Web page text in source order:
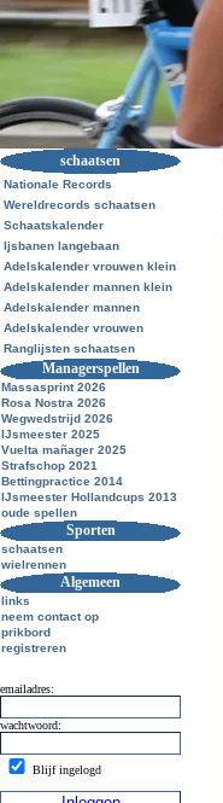
schaatsen
Nationale Records
Wereldrecords schaatsen
Schaatskalender
Ijsbanen langebaan
Adelskalender vrouwen klein
Adelskalender mannen klein
Adelskalender mannen
Adelskalender vrouwen
Ranglijsten schaatsen
Managerspellen
Massasprint 2026
Rosa Nostra 2026
Wegwedstrijd 2026
IJsmeester 2025
Vuelta mañager 2025
Strafschop 2021
Bettingpractice 2014
IJsmeester Hollandcups 2013
oude spellen
Sporten
schaatsen
wielrennen
Algemeen
links
neem contact op
prikbord
registreren
emailadres:
wachtwoord:
Blijf ingelogd